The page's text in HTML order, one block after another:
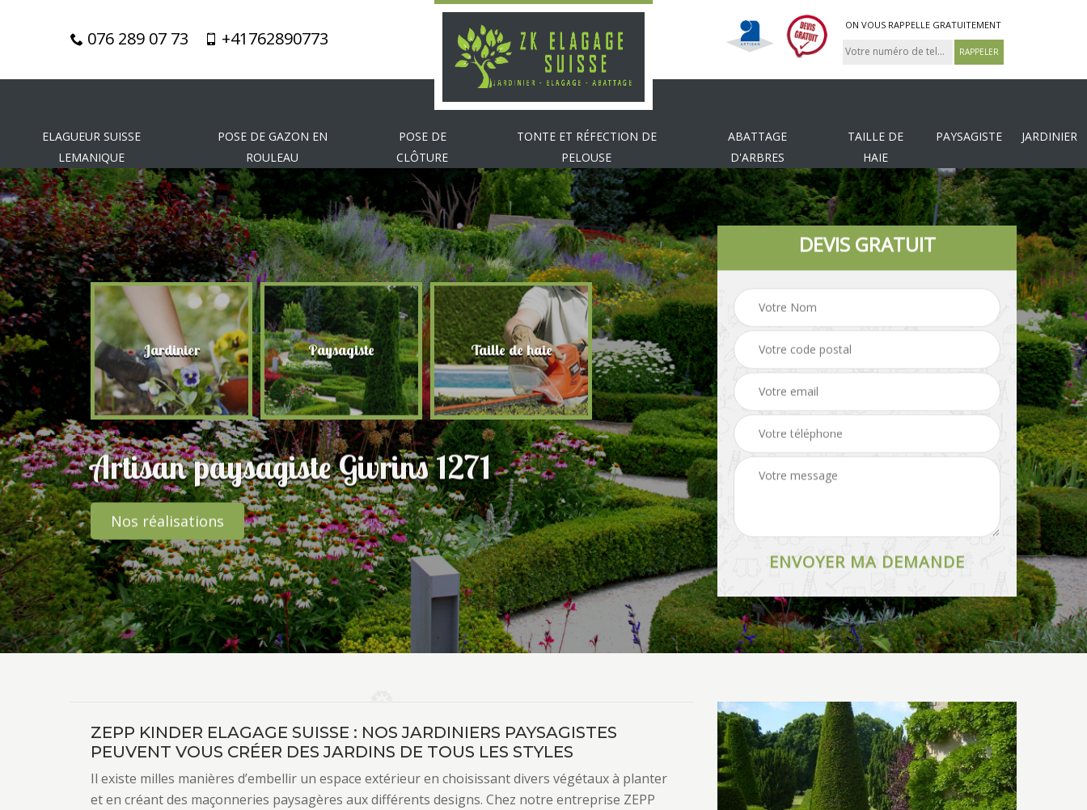
076 289 07 73 +41762890773
ON VOUS RAPPELLE GRATUITEMENT
ELAGUEUR SUISSE
LEMANIQUE
POSE DE GAZON EN
ROULEAU
POSE DE
CLÔTURE
TONTE ET RÉFECTION DE
PELOUSE
ABATTAGE
D'ARBRES
TAILLE DE
HAIE
PAYSAGISTE JARDINIER
Jardinier Paysagiste Taille de haie Abattage d'arbres Tonte et réfection de
pelouse Pose de clôture
Artisan paysagiste Givrins 1271
Nos réalisations
DEVIS GRATUIT
ZEPP KINDER ELAGAGE SUISSE : NOS JARDINIERS PAYSAGISTES
PEUVENT VOUS CRÉER DES JARDINS DE TOUS LES STYLES
Il existe milles manières d’embellir un espace extérieur en choisissant divers végétaux à planter
et en créant des maçonneries paysagères aux différents designs. Chez notre entreprise ZEPP